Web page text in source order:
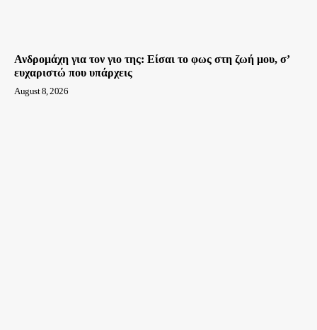
Ανδρομάχη για τον γιο της: Είσαι το φως στη ζωή μου, σ’
ευχαριστώ που υπάρχεις
August 8, 2026